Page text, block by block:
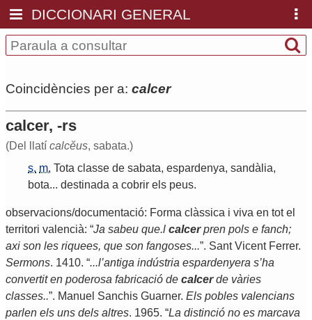
DICCIONARI GENERAL
Coincidències per a: calcer
calcer, -rs
(Del llatí calcĕus, sabata.)
s. m. Tota classe de sabata, espardenya, sandàlia,
bota... destinada a cobrir els peus.
observacions/documentació: Forma clàssica i viva en tot el
territori valencià: “Ja sabeu que.l calcerpren pols e fanch;
axi son les riquees, que son fangoses...”. Sant Vicent Ferrer.
Sermons. 1410. “...l’antiga indústria espardenyera s’ha
convertit en poderosa fabricació de calcerde vàries
classes..”. Manuel Sanchis Guarner. Els pobles valencians
parlen els uns dels altres. 1965. “La distinció no es marcava